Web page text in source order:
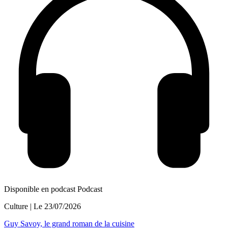
Disponible en podcast Podcast
Culture | Le 23/07/2026
Guy Savoy, le grand roman de la cuisine